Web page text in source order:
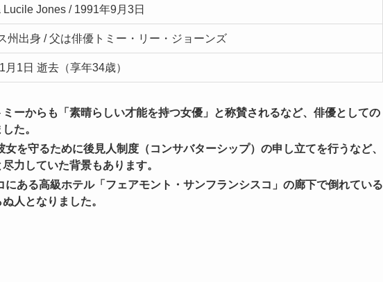
Lucile Jones / 1991年9月3日
州出身 / 父は俳優トミー・リー・ジョーンズ
月1日 逝去（享年34歳）
ーからも「素晴らしい才能を持つ女優」と称賛されるなど、俳優としての
た。
を守るために後見人制度（コンサバターシップ）の申し立てを行うなど、
力していた背景もあります。
ある高級ホテル「フェアモント・サンフランシスコ」の廊下で倒れている
人となりました。